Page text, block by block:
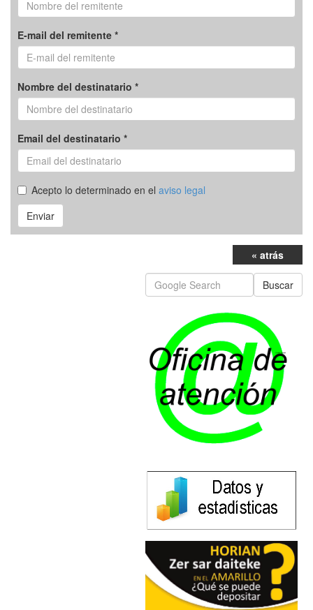
E-mail del remitente *
Nombre del destinatario *
Email del destinatario *
Acepto lo determinado en el aviso legal
Enviar
« atrás
Buscar